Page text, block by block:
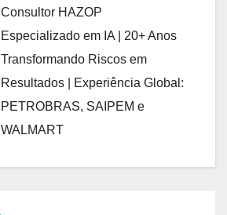
Consultor HAZOP
Especializado em IA | 20+ Anos
Transformando Riscos em
Resultados | Experiência Global:
PETROBRAS, SAIPEM e
WALMART